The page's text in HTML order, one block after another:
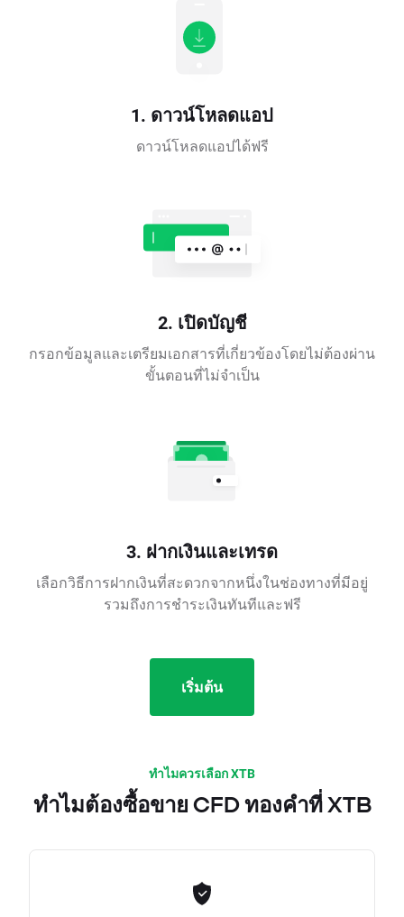
1. ดาวน์โหลดแอป
ดาวน์โหลดแอปได้ฟรี
2. เปิดบัญชี
กรอกข้อมูลและเตรียมเอกสารที่เกี่ยวข้องโดยไม่ต้องผ่าน
ขั้นตอนที่ไม่จำเป็น
3. ฝากเงินและเทรด
เลือกวิธีการฝากเงินที่สะดวกจากหนึ่งในช่องทางที่มีอยู่
รวมถึงการชำระเงินทันทีและฟรี
เริ่มต้น
ทำไมควรเลือก XTB
ทำไมต้องซื้อขาย CFD ทองคำที่ XTB